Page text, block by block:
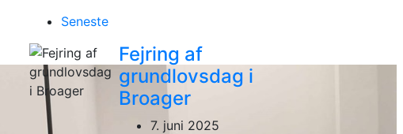
Seneste
Fejring af
grundlovsdag i
Broager
7. juni 2025